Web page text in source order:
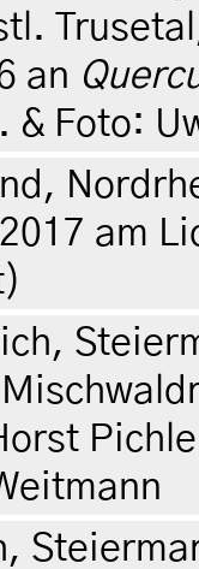
an
Foto:
am